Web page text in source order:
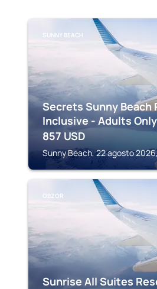
SUNNY BEACH
Secrets Sunny Beach
Inclusive - Adults Only
857 USD
Sunny Beach, 22 agosto
OBZOR
Sunrise All Suites